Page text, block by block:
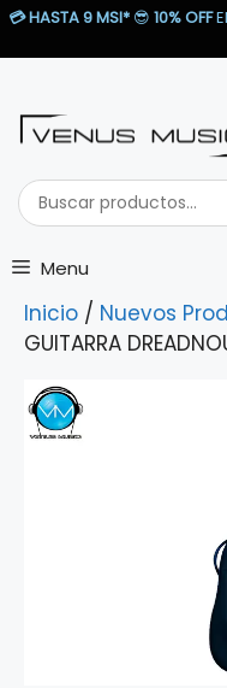
Saltar
💳HASTA 9 MSI* 😎 10% OFF
Buscar
productos...
Menu
Inicio / Nuevos
GUITARRA